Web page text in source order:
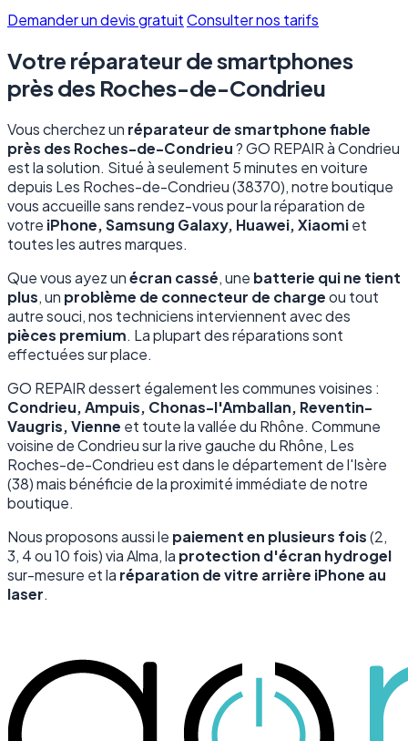
Demander un devis gratuitConsulter nos tarifs
Votre réparateur de smartphones
près des Roches-de-Condrieu
Vous cherchez un réparateur de smartphone fiable
près des Roches-de-Condrieu? GO REPAIR à Condrieu
est la solution. Situé à seulement 5 minutes en voiture
depuis Les Roches-de-Condrieu (38370), notre boutique
vous accueille sans rendez-vous pour la réparation de
votre iPhone, Samsung Galaxy, Huawei, Xiaomiet
toutes les autres marques.
Que vous ayez unécran cassé, une batterie qui ne tient
plus, un problème de connecteur de chargeou tout
autre souci, nos techniciens interviennent avec des
pièces premium. La plupart des réparations sont
effectuées sur place.
GO REPAIR dessert également les communes voisines :
Condrieu, Ampuis, Chonas-l'Amballan, Reventin-
Vaugris, Vienne et toute la vallée du Rhône. Commune
voisine de Condrieu sur la rive gauche du Rhône, Les
Roches-de-Condrieu est dans le département de l'Isère
(38) mais bénéficie de la proximité immédiate de notre
boutique.
Nous proposons aussi le paiement en plusieurs fois(2,
3, 4 ou 10 fois) via Alma, la protection d'écran hydrogel
sur-mesure et la réparation de vitre arrière iPhone au
laser.